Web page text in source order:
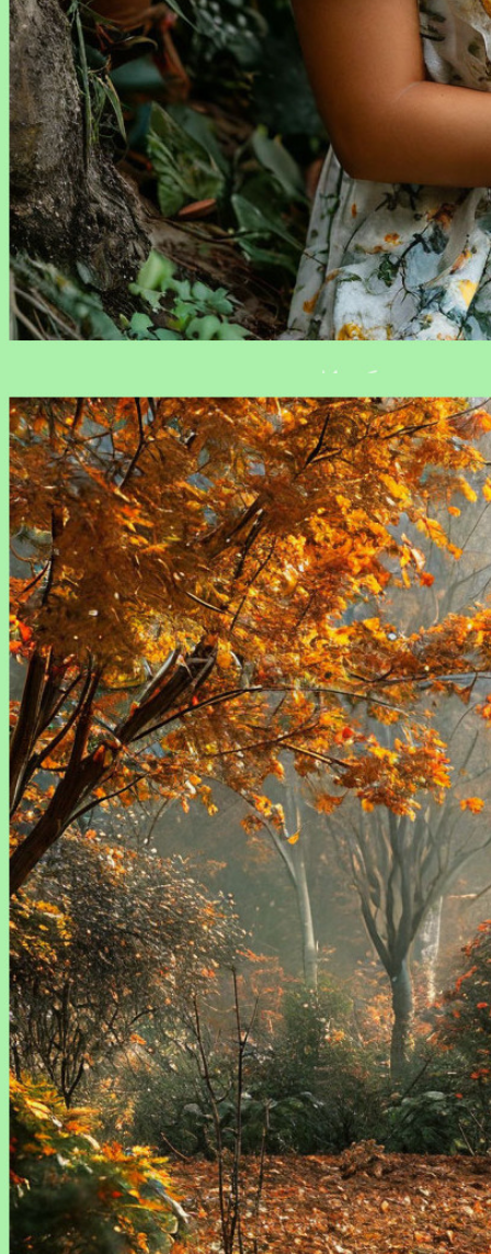
анализа для работы с недвижимостью, транспортом и
юридическими лицами